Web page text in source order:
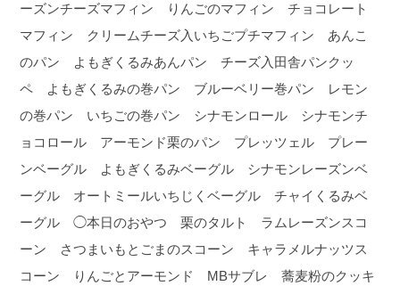
ーズンチーズマフィン りんごのマフィン チョコレート
マフィン クリームチーズ入いちごプチマフィン あんこ
のパン よもぎくるみあんパン チーズ入田舎パンクッ
ペ よもぎくるみの巻パン ブルーベリー巻パン レモン
の巻パン いちごの巻パン シナモンロール シナモンチ
ョコロール アーモンド栗のパン プレッツェル プレー
ンベーグル よもぎくるみベーグル シナモンレーズンベ
ーグル オートミールいちじくベーグル チャイくるみベ
ーグル ◯本日のおやつ 栗のタルト ラムレーズンスコ
ーン さつまいもとごまのスコーン キャラメルナッツス
コーン りんごとアーモンド MBサブレ 蕎麦粉のクッキ